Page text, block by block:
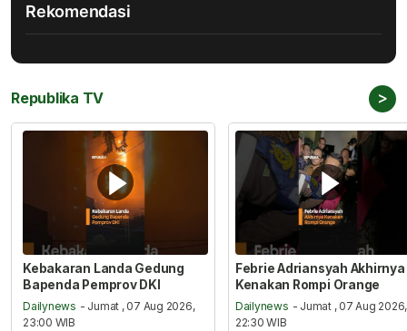
Rekomendasi
Republika TV >
Kebakaran Landa Gedung
Bapenda Pemprov DKI
Dailynews - Jumat , 07 Aug 2026,
23:00 WIB
Febrie Adriansyah Akhirnya
Kenakan Rompi Orange
Dailynews - Jumat , 07 Aug 2026,
22:30 WIB